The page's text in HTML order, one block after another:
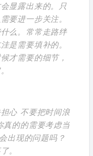
显露出来的。只
要进一步关注。
么。常常走路绊
是需要填补的。
才需要的细节，
心 不要把时间浪
真的的需要考虑当
出现的问题吗？
。